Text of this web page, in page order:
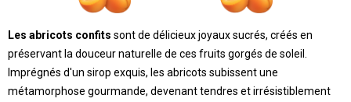
Les abricots confits sont de délicieux joyaux sucrés, créés en
préservant la douceur naturelle de ces fruits gorgés de soleil.
Imprégnés d'un sirop exquis, les abricots subissent une
métamorphose gourmande, devenant tendres et irrésistiblement